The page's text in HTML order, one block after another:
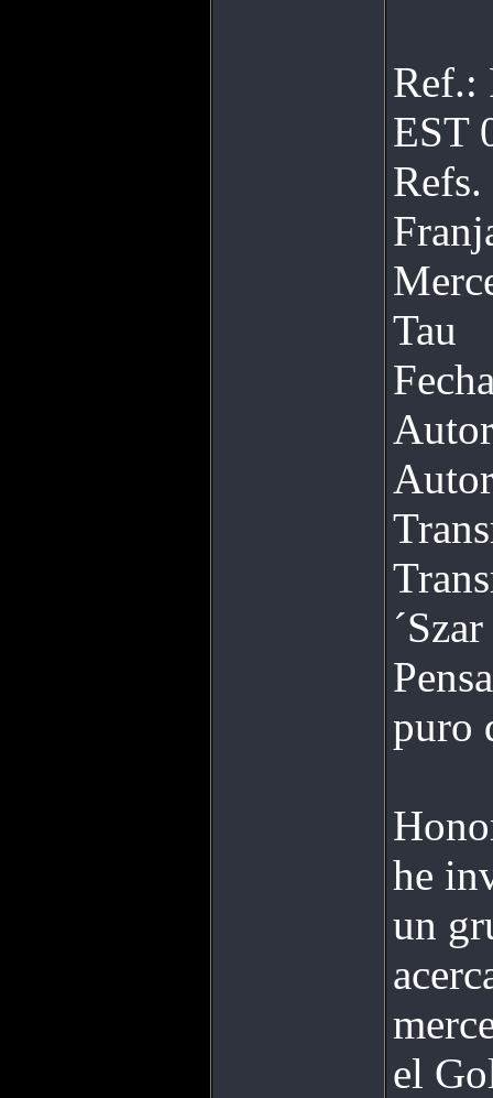
Ref.:
EST
Tau
´Szar
puro
he
un
el